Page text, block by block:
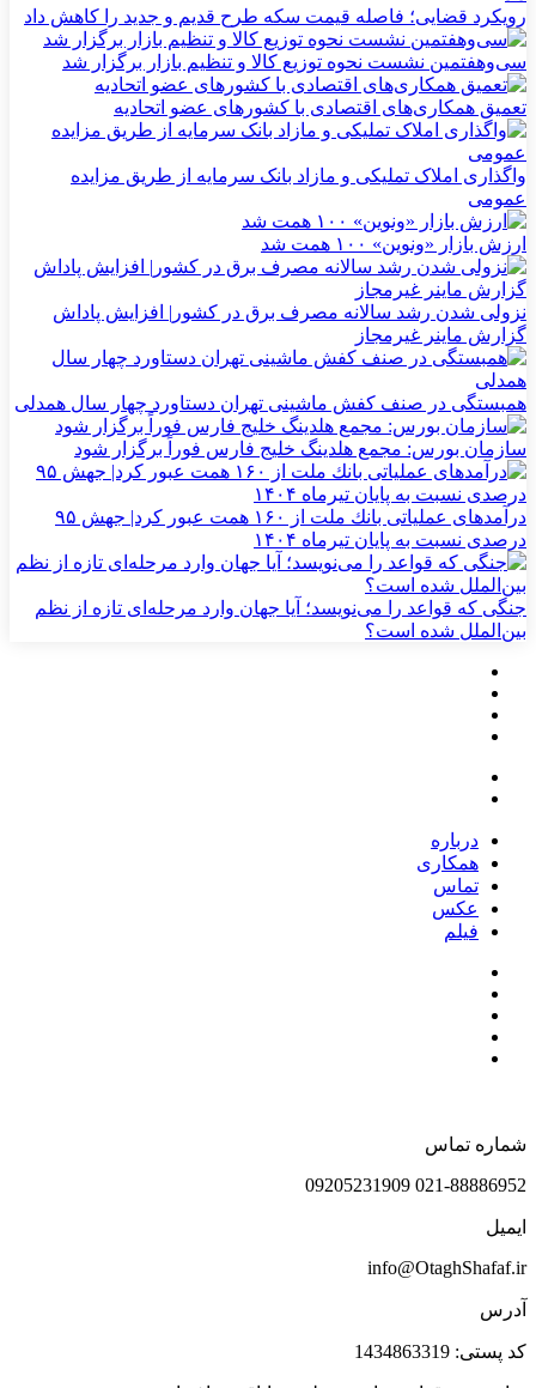
رویکرد قضایی؛ فاصله قیمت سکه طرح قدیم و جدید را کاهش داد
سی‌و‌هفتمین نشست نحوه توزیع کالا و تنظیم بازار برگزار شد
تعمیق همکاری‌های اقتصادی با کشورهای عضو اتحادیه
واگذاری املاک تملیکی و مازاد بانک سرمایه از طریق مزایده
عمومی
ارزش بازار «ونوین» ۱۰۰ همت شد
نزولی شدن رشد سالانه مصرف برق در کشور| افزایش پاداش
گزارش ماینر غیرمجاز
همبستگی در صنف کفش ماشینی تهران دستاورد چهار سال همدلی
سازمان بورس: مجمع هلدینگ خلیج فارس فوراً برگزار شود
درآمدهای عملیاتی بانك ملت از ۱۶۰ همت عبور كرد| جهش ۹۵
درصدی نسبت به پایان تیرماه ۱۴۰۴
جنگی که قواعد را می‌نویسد؛ آیا جهان وارد مرحله‌ای تازه از نظم
بین‌الملل شده است؟
درباره
همکاری
تماس
عکس
فیلم
شماره تماس
021-88886952 09205231909
ایمیل
info@OtaghShafaf.ir
آدرس
کد پستی: 1434863319